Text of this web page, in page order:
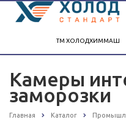
ТМ ХОЛОДХИММАШ
Камеры
заморозки
Главная Каталог